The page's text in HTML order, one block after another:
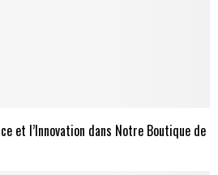
et l’Innovation dans Notre Boutique de